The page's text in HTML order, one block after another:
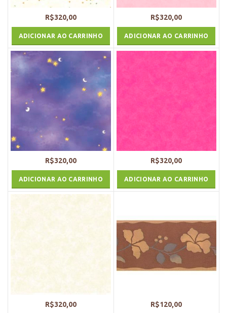
R$320,00
ADICIONAR AO CARRINHO
R$320,00
ADICIONAR AO CARRINHO
R$320,00
ADICIONAR AO CARRINHO
R$320,00
ADICIONAR AO CARRINHO
R$320,00 R$120,00